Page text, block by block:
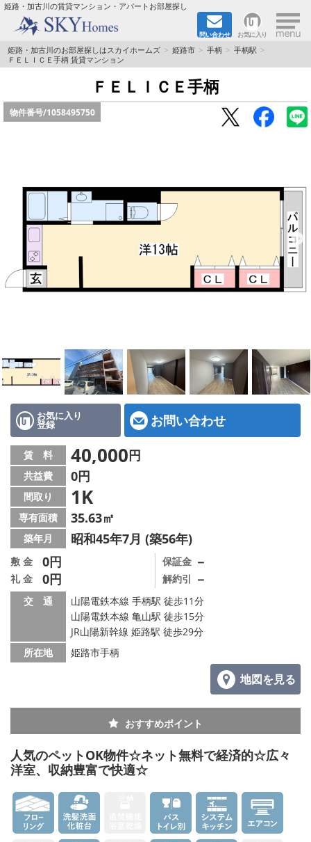
姫路・加古川の賃貸マンション・アパートお部屋探し
問い合わせ お気に入り ×
TOPページ
都市ガス·オール電化
☆新築物件☆
☆ネット無料☆
路線·駅から探す
地域から探す
スタッフ紹介
店舗情報·アクセス
会社概要
メールでお問い合わせ
姫路・加古川のお部屋探しはスカイホームズ 姫路市 手柄
手柄駅
ＦＥＬＩＣＥ手柄 賃貸マンション
ＦＥＬＩＣＥ手柄
物件番号/1058495750
お気に入り
登録 お問い合わせ
賃 料 40,000円
共益費 0円
間取り 1K
専有面積 35.63㎡
築年月 昭和45年7月 (築56年)
敷 金 0円
礼 金 0円
保証金 －
解約引 －
交 通
山陽電鉄本線 手柄駅 徒歩11分
山陽電鉄本線 亀山駅 徒歩15分
JR山陽新幹線 姫路駅 徒歩29分
所在地
姫路市手柄
地図を見る
おすすめポイント
人気のペットOK物件☆ネット無料で経済的☆広々
洋室、収納豊富で快適☆